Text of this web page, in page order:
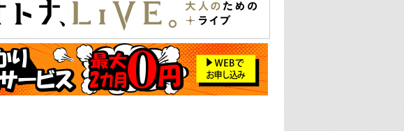
22:00
大人のための名曲セレクション ～バン
ド編～【歌詞入り】
22:30
今推したい! エムオン!おすすめミュー
ジックビデオ特集＜#28＞
23:00